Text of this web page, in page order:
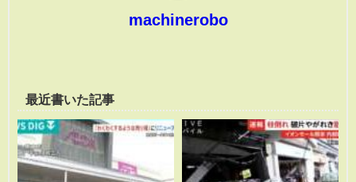
machinerobo
最近書いた記事